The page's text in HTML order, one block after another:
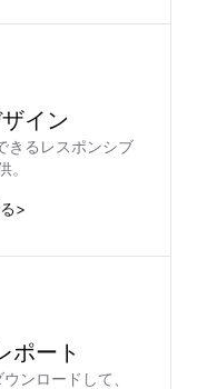
イン
きるレスポンシブ
。
>
ポート
ンロードして、